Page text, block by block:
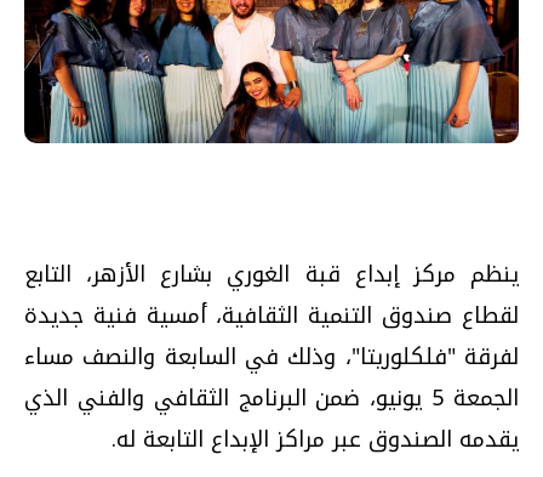
ينظم مركز إبداع قبة الغوري بشارع الأزهر، التابع
لقطاع صندوق التنمية الثقافية، أمسية فنية جديدة
لفرقة "فلكلوريتا"، وذلك في السابعة والنصف مساء
الجمعة 5 يونيو، ضمن البرنامج الثقافي والفني الذي
يقدمه الصندوق عبر مراكز الإبداع التابعة له.